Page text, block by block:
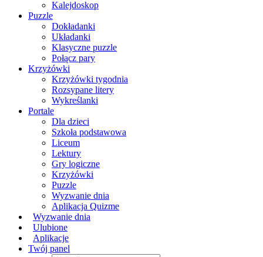
Kalejdoskop
Puzzle
Dokładanki
Układanki
Klasyczne puzzle
Połącz pary
Krzyżówki
Krzyżówki tygodnia
Rozsypane litery
Wykreślanki
Portale
Dla dzieci
Szkoła podstawowa
Liceum
Lektury
Gry logiczne
Krzyżówki
Puzzle
Wyzwanie dnia
Aplikacja Quizme
Wyzwanie dnia
Ulubione
Aplikacje
Twój panel